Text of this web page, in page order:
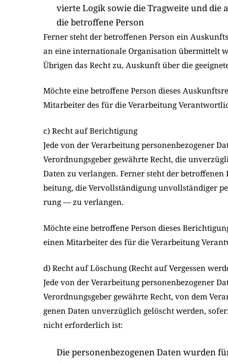
vier­te Logik sowie die Trag­wei­te und
die betrof­fe­ne Per­son
Fer­ner steht der betrof­fe­nen Per­son ein
an eine inter­na­tio­na­le Orga­ni­sa­ti­on über­mit­telt
Übri­gen das Recht zu, Aus­kunft über die
Möch­te eine betrof­fe­ne Per­son die­ses
Mit­ar­bei­ter des für die Ver­ar­bei­tung
c) Recht auf Berichtigung
Jede von der Ver­ar­bei­tung per­so­nen­be­zo­ge­ner
Ver­ord­nungs­ge­ber gewähr­te Recht, die
Daten zu ver­lan­gen. Fer­ner steht der
bei­tung, die Ver­voll­stän­di­gung unvoll­stän­di­ger
rung — zu ver­lan­gen.
Möch­te eine betrof­fe­ne Per­son die­ses
einen Mit­ar­bei­ter des für die Ver­ar­bei­tung
d) Recht auf Löschung (Recht auf Vergessen
Jede von der Ver­ar­bei­tung per­so­nen­be­zo­ge­ner
Ver­ord­nungs­ge­ber gewähr­te Recht, von dem
ge­nen Daten unver­züg­lich gelöscht wer­den,
nicht erfor­der­lich ist:
Die per­so­nen­be­zo­ge­nen Daten wur­den